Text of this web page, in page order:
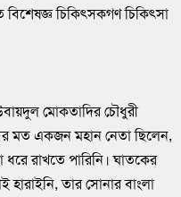
চিকিৎসকগণ চিকিৎসা
মোকতাদির চৌধুরী
মত একজন মহান নেতা ছিলেন,
রাখতে পারিনি। ঘাতকের
হারাইনি, তার সোনার বাংলা